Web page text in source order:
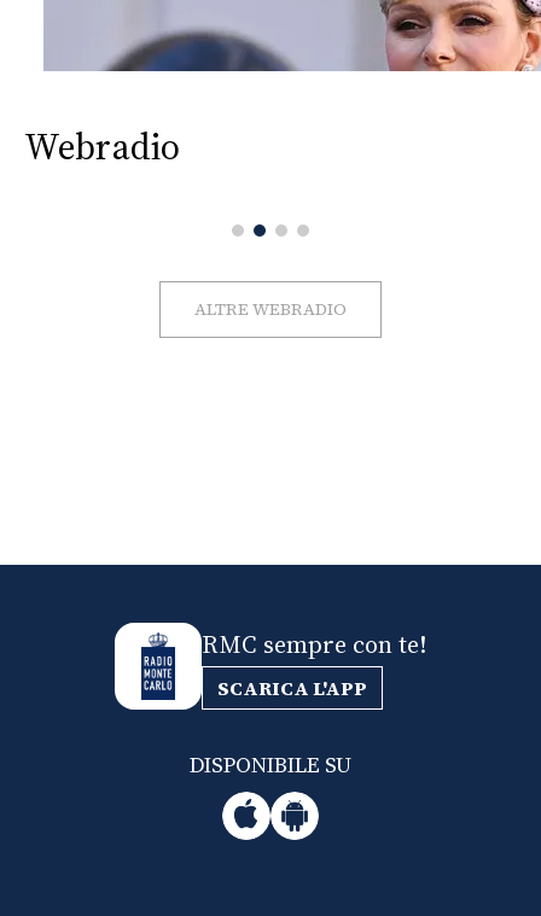
Webradio
ALTRE WEBRADIO
RMC sempre con te!
SCARICA L'APP
DISPONIBILE SU